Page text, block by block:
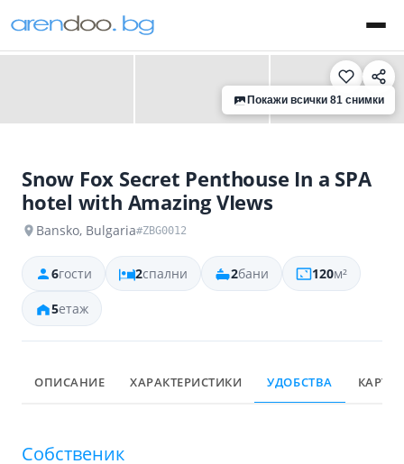
‹ ›
Покажи всички 81 снимки
Snow Fox Secret Penthouse In a SPA
hotel with Amazing VIews
Bansko, Bulgaria#ZBG0012
6гости 2спални 2бани 120м²
5етаж
ОПИСАНИЕ ХАРАКТЕРИСТИКИ УДОБСТВА КАРТА
Собственик